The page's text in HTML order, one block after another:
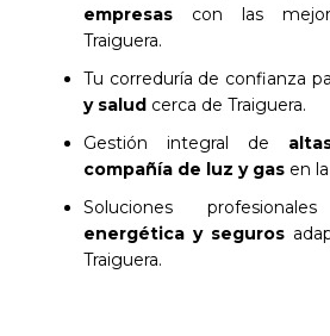
empresas con las
Traiguera.
Tu correduría de confianza
y salud cerca de Traiguera.
Gestión integral de
compañía de luz y gas en
Soluciones
energética y seguros
Traiguera.